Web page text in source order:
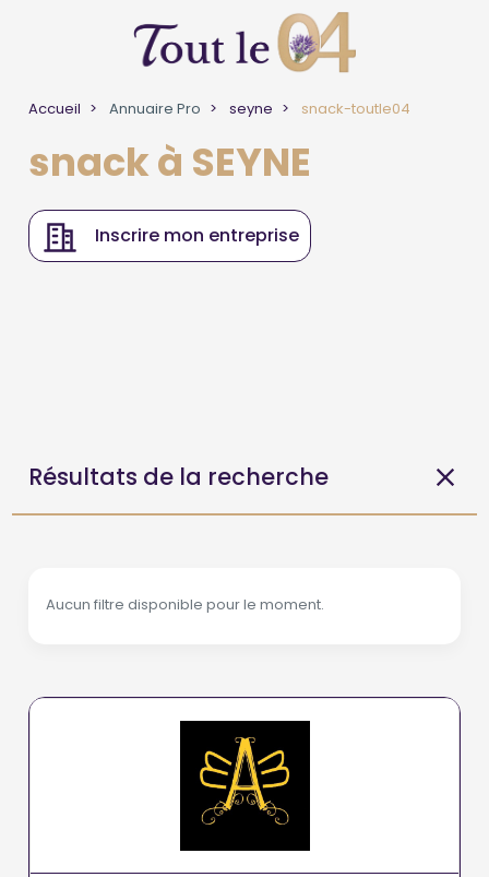
Accueil Annuaire Pro seyne snack-toutle04
snack à SEYNE
Inscrire mon entreprise
Résultats de la recherche
Aucun filtre disponible pour le moment.